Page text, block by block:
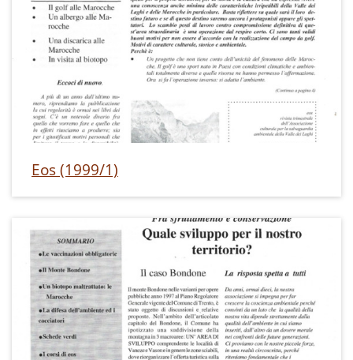
Eos (1999/1)